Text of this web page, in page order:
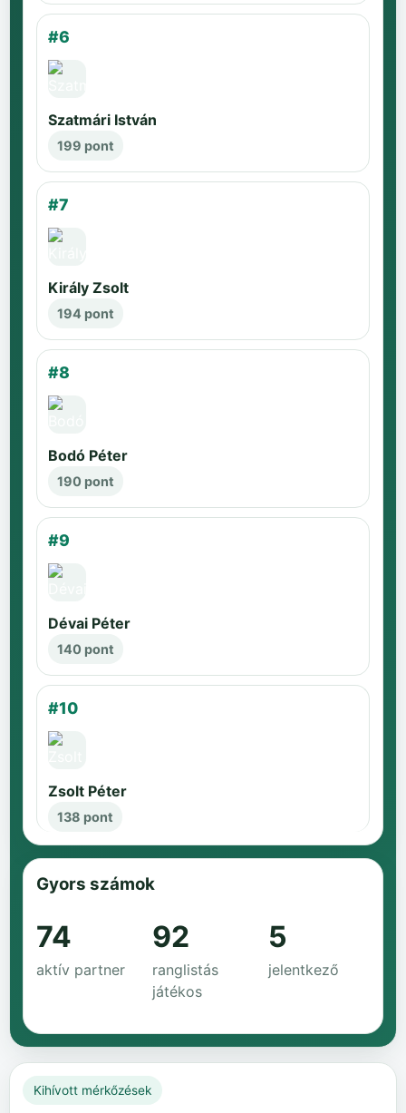
#6
Szatmári István
199 pont
#7
Király Zsolt
194 pont
#8
Bodó Péter
190 pont
#9
Dévai Péter
140 pont
#10
Zsolt Péter
138 pont
Gyors számok
74
aktív partner
92
ranglistás
játékos
5
jelentkező
Kihívott mérkőzések